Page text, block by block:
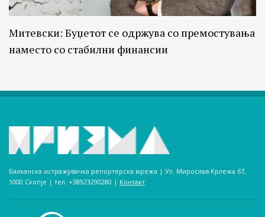
Митевски: Буџетот се одржува со премостувања
наместо со стабилни финансии
Балканска истражувачка репортерска мрежа | Ул. Мирослав Крлежа 67,
1000 Скопје | тел. +38923290280­ | Контакт